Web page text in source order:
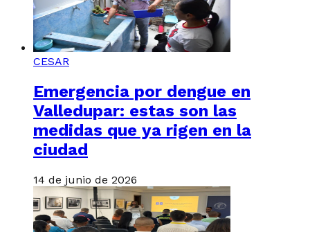
CESAR
Emergencia por dengue en
Valledupar: estas son las
medidas que ya rigen en la
ciudad
14 de junio de 2026